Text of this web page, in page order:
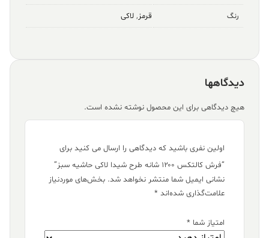
رنگ قرمز, لاکی
دیدگاهها
هیچ دیدگاهی برای این محصول نوشته نشده است.
اولین نفری باشید که دیدگاهی را ارسال می کنید برای
“فرش کالتکس ۱۲۰۰ شانه طرح شیدا لاکی حاشیه سبز”
نشانی ایمیل شما منتشر نخواهد شد. بخش‌های موردنیاز
علامت‌گذاری شده‌اند *
امتیاز شما *